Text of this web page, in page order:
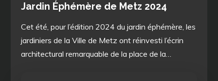
Jardin Éphémère de Metz 2024
Cet été, pour l’édition 2024 du jardin éphémère, les
jardiniers de la Ville de Metz ont réinvesti l’écrin
architectural remarquable de la place de la…